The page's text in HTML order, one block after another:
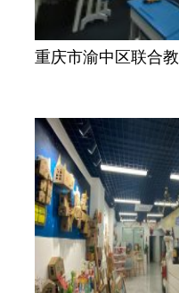
重庆市渝中区联合